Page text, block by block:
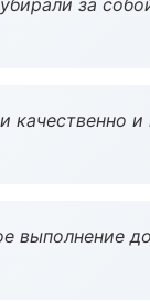
за
качественно
выполнение